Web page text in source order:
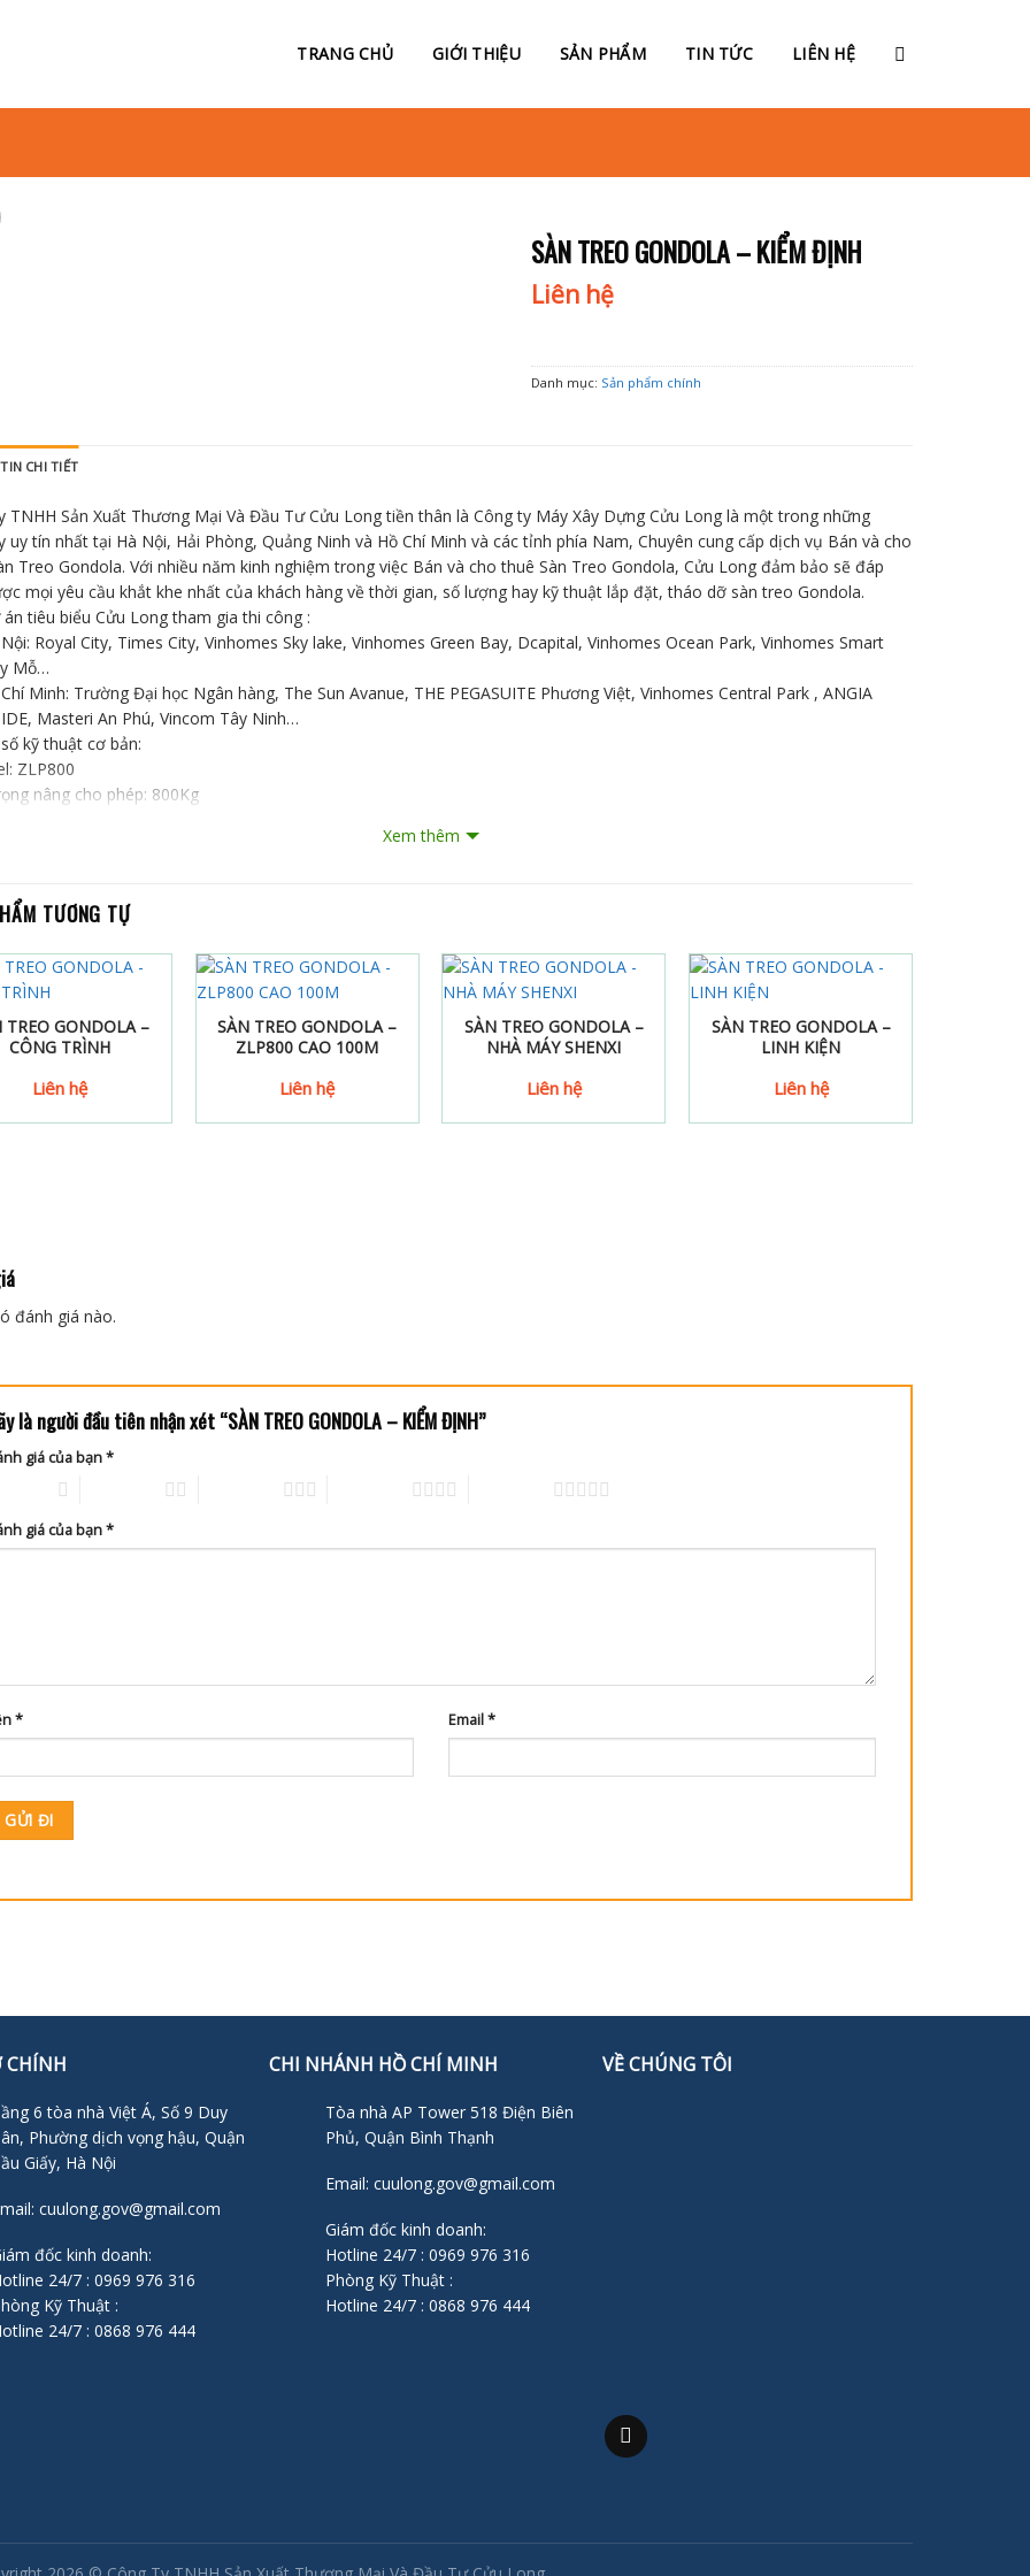
TRANG CHỦ GIỚI THIỆU SẢN PHẨM TIN TỨC LIÊN HỆ
SÀN TREO GONDOLA – KIỂM ĐỊNH
Liên hệ
Danh mục: Sản phẩm chính
CHI TIẾT
TNHH Sản Xuất Thương Mại Và Đầu Tư Cửu Long tiền thân là Công ty Máy Xây Dựng Cửu Long là một trong những
uy tín nhất tại Hà Nội, Hải Phòng, Quảng Ninh và Hồ Chí Minh và các tỉnh phía Nam, Chuyên cung cấp dịch vụ Bán và cho
Treo Gondola. Với nhiều năm kinh nghiệm trong việc Bán và cho thuê Sàn Treo Gondola, Cửu Long đảm bảo sẽ đáp
mọi yêu cầu khắt khe nhất của khách hàng về thời gian, số lượng hay kỹ thuật lắp đặt, tháo dỡ sàn treo Gondola.
án tiêu biểu Cửu Long tham gia thi công :
Royal City, Times City, Vinhomes Sky lake, Vinhomes Green Bay, Dcapital, Vinhomes Ocean Park, Vinhomes Smart
Mỗ…
Minh: Trường Đại học Ngân hàng, The Sun Avanue, THE PEGASUITE Phương Việt, Vinhomes Central Park , ANGIA
Masteri An Phú, Vincom Tây Ninh…
kỹ thuật cơ bản:
ZLP800
nâng cho phép: 800Kg
(mô tơ tời): model LTD 8.0, công suất 1,8Kw*2
toàn: model LST30
điều khiển điều khiển từ xa hoặc trên tủ điện
4×2,5 + 1 dây thép chịu lực chống đứt cáp, vỏ bọc cao su chịu được tác động của môi trường
40 quả bê tông bọc thép sơn đen
thép mạ kẽm nhúng nóng
TNHH Sản Xuất Thương Mại Và Đầu Tư Cửu Long
kinh doanh:
Xem thêm
TƯƠNG TỰ
TREO GONDOLA –
CÔNG TRÌNH
Liên hệ
SÀN TREO GONDOLA –
ZLP800 CAO 100M
Liên hệ
SÀN TREO GONDOLA –
NHÀ MÁY SHENXI
Liên hệ
SÀN TREO GONDOLA –
LINH KIỆN
Liên hệ
đánh giá nào.
là người đầu tiên nhận xét “SÀN TREO GONDOLA – KIỂM ĐỊNH”
giá của bạn*
giá của bạn*
* Email*
CHÍNH
6 tòa nhà Việt Á, Số 9 Duy
Phường dịch vọng hậu, Quận
Giấy, Hà Nội
cuulong.gov@gmail.com
đốc kinh doanh:
24/7 : 0969 976 316
Kỹ Thuật :
24/7 : 0868 976 444
CHI NHÁNH HỒ CHÍ MINH
Tòa nhà AP Tower 518 Điện Biên
Phủ, Quận Bình Thạnh
Email: cuulong.gov@gmail.com
Giám đốc kinh doanh:
Hotline 24/7 : 0969 976 316
Phòng Kỹ Thuật :
Hotline 24/7 : 0868 976 444
VỀ CHÚNG TÔI